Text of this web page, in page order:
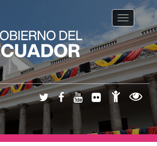
Toggle